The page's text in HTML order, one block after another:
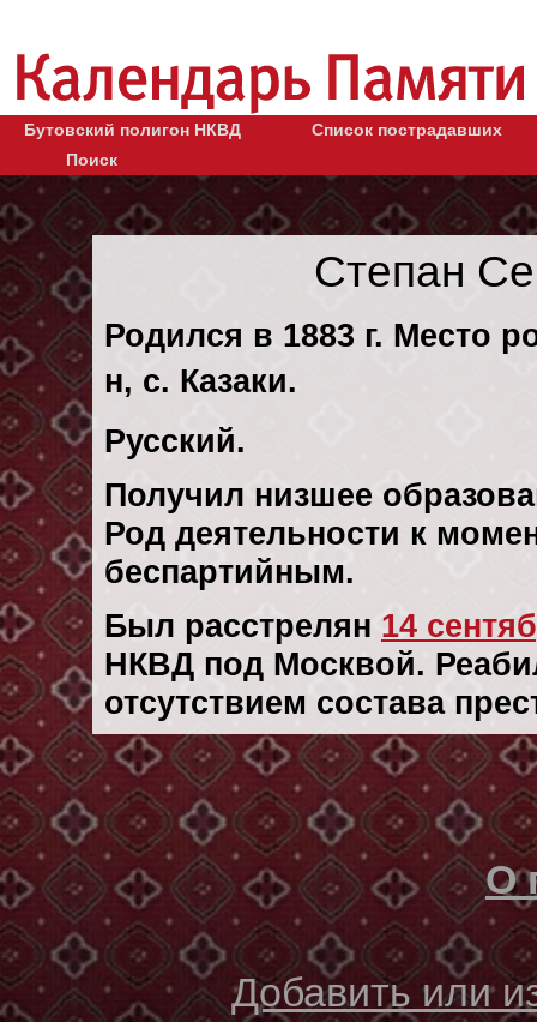
Бутовский полигон НКВД
Список пострадавших
Поиск
Степан
Родился в 1883 г. Место
н, с. Казаки.
Русский.
Получил низшее
Род деятельности к
беспартийным.
Был расстрелян 14
НКВД под Москвой.
отсутствием состава
О
Добавить или